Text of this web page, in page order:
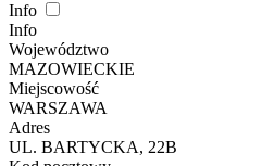
Info
Info
Województwo
MAZOWIECKIE
Miejscowość
WARSZAWA
Adres
UL. BARTYCKA, 22B